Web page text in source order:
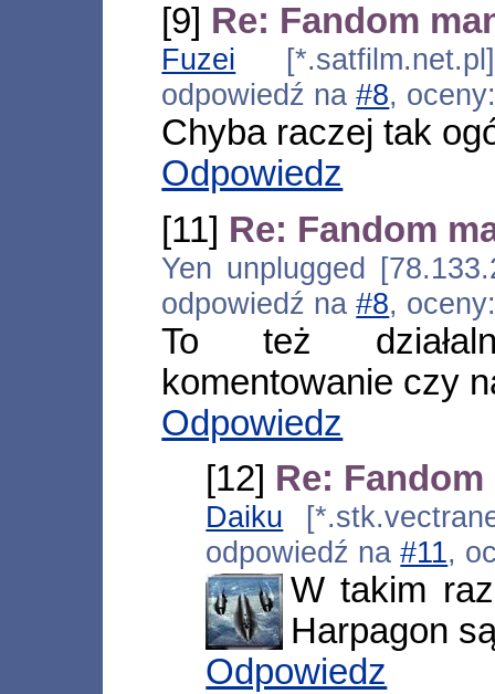
[9] Re: Fandom
Fuzei
odpowiedź na#8,
Chyba raczej tak
Odpowiedz
[11] Re: Fandom
Yen unplugged
odpowiedź na#8,
To też
komentowanie czy
Odpowiedz
[12] Re:
Daiku
odpowiedź na#11,
W takim
Harpagon
Odpowiedz